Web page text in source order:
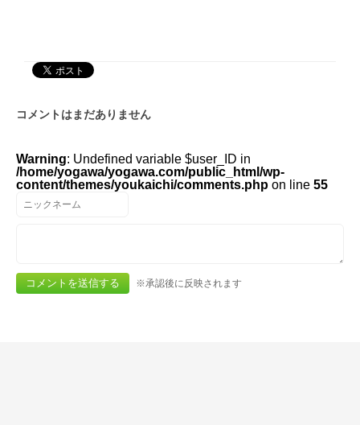
コメントはまだありません
Warning: Undefined variable $user_ID in
/home/yogawa/yogawa.com/public_html/wp-
content/themes/youkaichi/comments.php on line 55
※承認後に反映されます